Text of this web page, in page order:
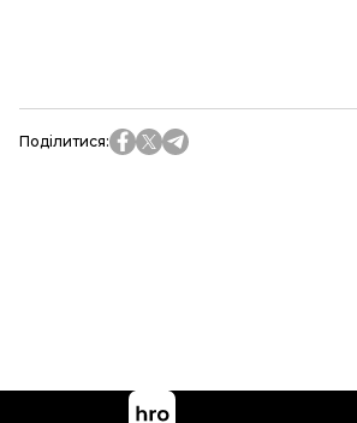
Поділитися: